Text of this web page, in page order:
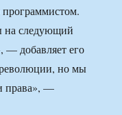
на следующий
— добавляет его
но мы
права», —